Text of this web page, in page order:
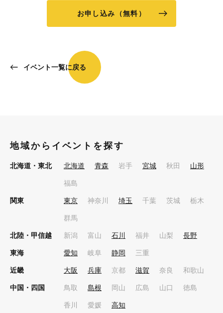
お申し込み（無料）
イベント一覧に戻る
地域からイベントを探す
北海道・東北 北海道 青森 岩手 宮城 秋田 山形
福島
関東 東京 神奈川 埼玉 千葉 茨城 栃木
群馬
北陸・甲信越 新潟 富山 石川 福井 山梨 長野
東海 愛知 岐阜 静岡 三重
近畿 大阪 兵庫 京都 滋賀 奈良 和歌山
中国・四国 鳥取 島根 岡山 広島 山口 徳島
香川 愛媛 高知